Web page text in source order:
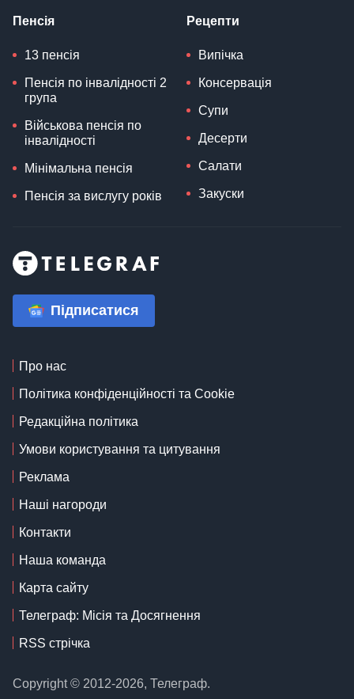
Пенсія
13 пенсія
Пенсія по інвалідності 2
група
Військова пенсія по
інвалідності
Мінімальна пенсія
Пенсія за вислугу років
Рецепти
Випічка
Консервація
Супи
Десерти
Салати
Закуски
Підписатися
Про нас
Політика конфіденційності та Cookie
Редакційна політика
Умови користування та цитування
Реклама
Наші нагороди
Контакти
Наша команда
Карта сайту
Телеграф: Місія та Досягнення
RSS стрічка
Copyright © 2012-2026, Телеграф.